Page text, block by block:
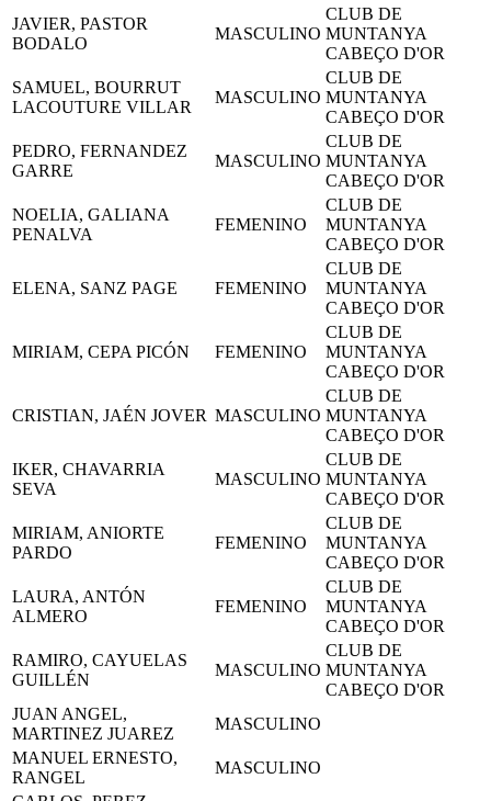
JAVIER, PASTOR
BODALO
MASCULINO
CLUB DE
MUNTANYA
CABEÇO D'OR
SAMUEL, BOURRUT
LACOUTURE VILLAR
MASCULINO
CLUB DE
MUNTANYA
CABEÇO D'OR
PEDRO, FERNANDEZ
GARRE
MASCULINO
CLUB DE
MUNTANYA
CABEÇO D'OR
NOELIA, GALIANA
PENALVA
FEMENINO
CLUB DE
MUNTANYA
CABEÇO D'OR
ELENA, SANZ PAGE FEMENINO
CLUB DE
MUNTANYA
CABEÇO D'OR
MIRIAM, CEPA PICÓN FEMENINO
CLUB DE
MUNTANYA
CABEÇO D'OR
CRISTIAN, JAÉN JOVER MASCULINO
CLUB DE
MUNTANYA
CABEÇO D'OR
IKER, CHAVARRIA
SEVA
MASCULINO
CLUB DE
MUNTANYA
CABEÇO D'OR
MIRIAM, ANIORTE
PARDO
FEMENINO
CLUB DE
MUNTANYA
CABEÇO D'OR
LAURA, ANTÓN
ALMERO
FEMENINO
CLUB DE
MUNTANYA
CABEÇO D'OR
RAMIRO, CAYUELAS
GUILLÉN
MASCULINO
CLUB DE
MUNTANYA
CABEÇO D'OR
JUAN ANGEL,
MARTINEZ JUAREZ
MASCULINO
MANUEL ERNESTO,
RANGEL
MASCULINO